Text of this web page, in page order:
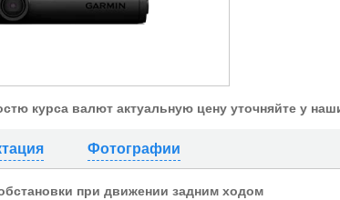
курса валют актуальную цену уточняйте у
Фотографии
при движении задним ходом